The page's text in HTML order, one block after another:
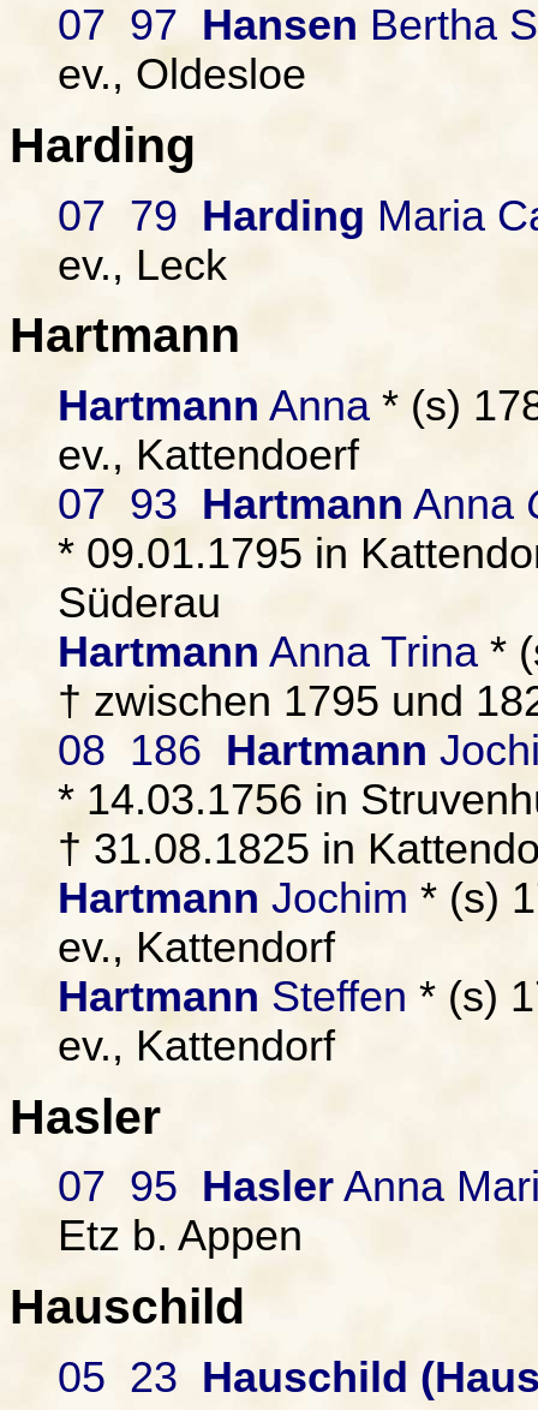
07 97 Hansen Bertha
ev., Oldesloe
Harding
07 79 Harding Maria
ev., Leck
Hartmann
Hartmann Anna * (s)
ev., Kattendoerf
07 93 Hartmann Anna
* 09.01.1795 in
Süderau
Hartmann Anna Trina *
† zwischen 1795 und
08 186 Hartmann
* 14.03.1756 in
† 31.08.1825 in
Hartmann Jochim * (s)
ev., Kattendorf
Hartmann Steffen * (s)
ev., Kattendorf
Hasler
07 95 Hasler Anna
Etz b. Appen
Hauschild
05 23 Hauschild